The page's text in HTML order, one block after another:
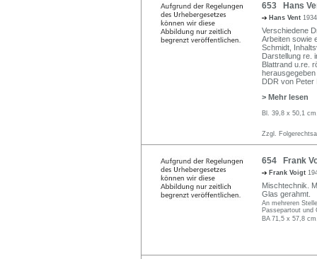
653 Hans
Hans Vent
Verschiedene
Arbeiten sowie
Schmidt,
Darstellung re.
Blattrand u.re.
DDR von Peter
> Mehr lesen
Bl. 39,8 x 50,1
Zzgl.
654 Frank
Frank Voigt
Mischtechnik.
Glas gerahmt.
An mehreren
Passepartout und
BA 71,5 x 57,8